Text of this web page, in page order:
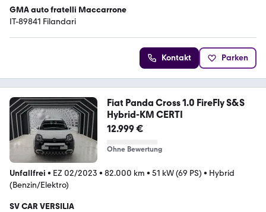
GMA auto fratelli Maccarrone
IT-89841 Filandari
Kontakt Parken
Fiat Panda Cross 1.0 FireFly S&S
Hybrid-KM CERTI
12.999 €
Ohne Bewertung
Unfallfrei • EZ 02/2023 • 82.000 km • 51 kW (69 PS) • Hybrid
(Benzin/Elektro)
SV CAR VERSILIA